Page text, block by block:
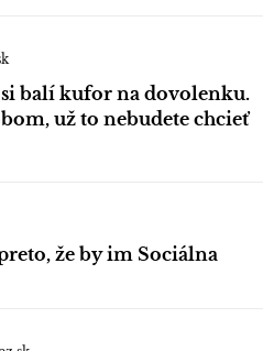
balí kufor na dovolenku.
už to nebudete chcieť
že by im Sociálna